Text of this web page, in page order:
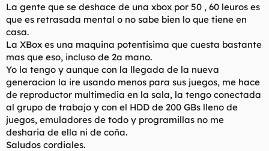
La gente que se deshace de una xbox por 50 , 60 leuros es
que es retrasada mental o no sabe bien lo que tiene en
casa.
La XBox es una maquina potentisima que cuesta bastante
mas que eso, incluso de 2a mano.
Yo la tengo y aunque con la llegada de la nueva
generacion la ire usando menos para sus juegos, me hace
de reproductor multimedia en la sala, la tengo conectada
al grupo de trabajo y con el HDD de 200 GBs lleno de
juegos, emuladores de todo y programillas no me
desharia de ella ni de coña.
Saludos cordiales.